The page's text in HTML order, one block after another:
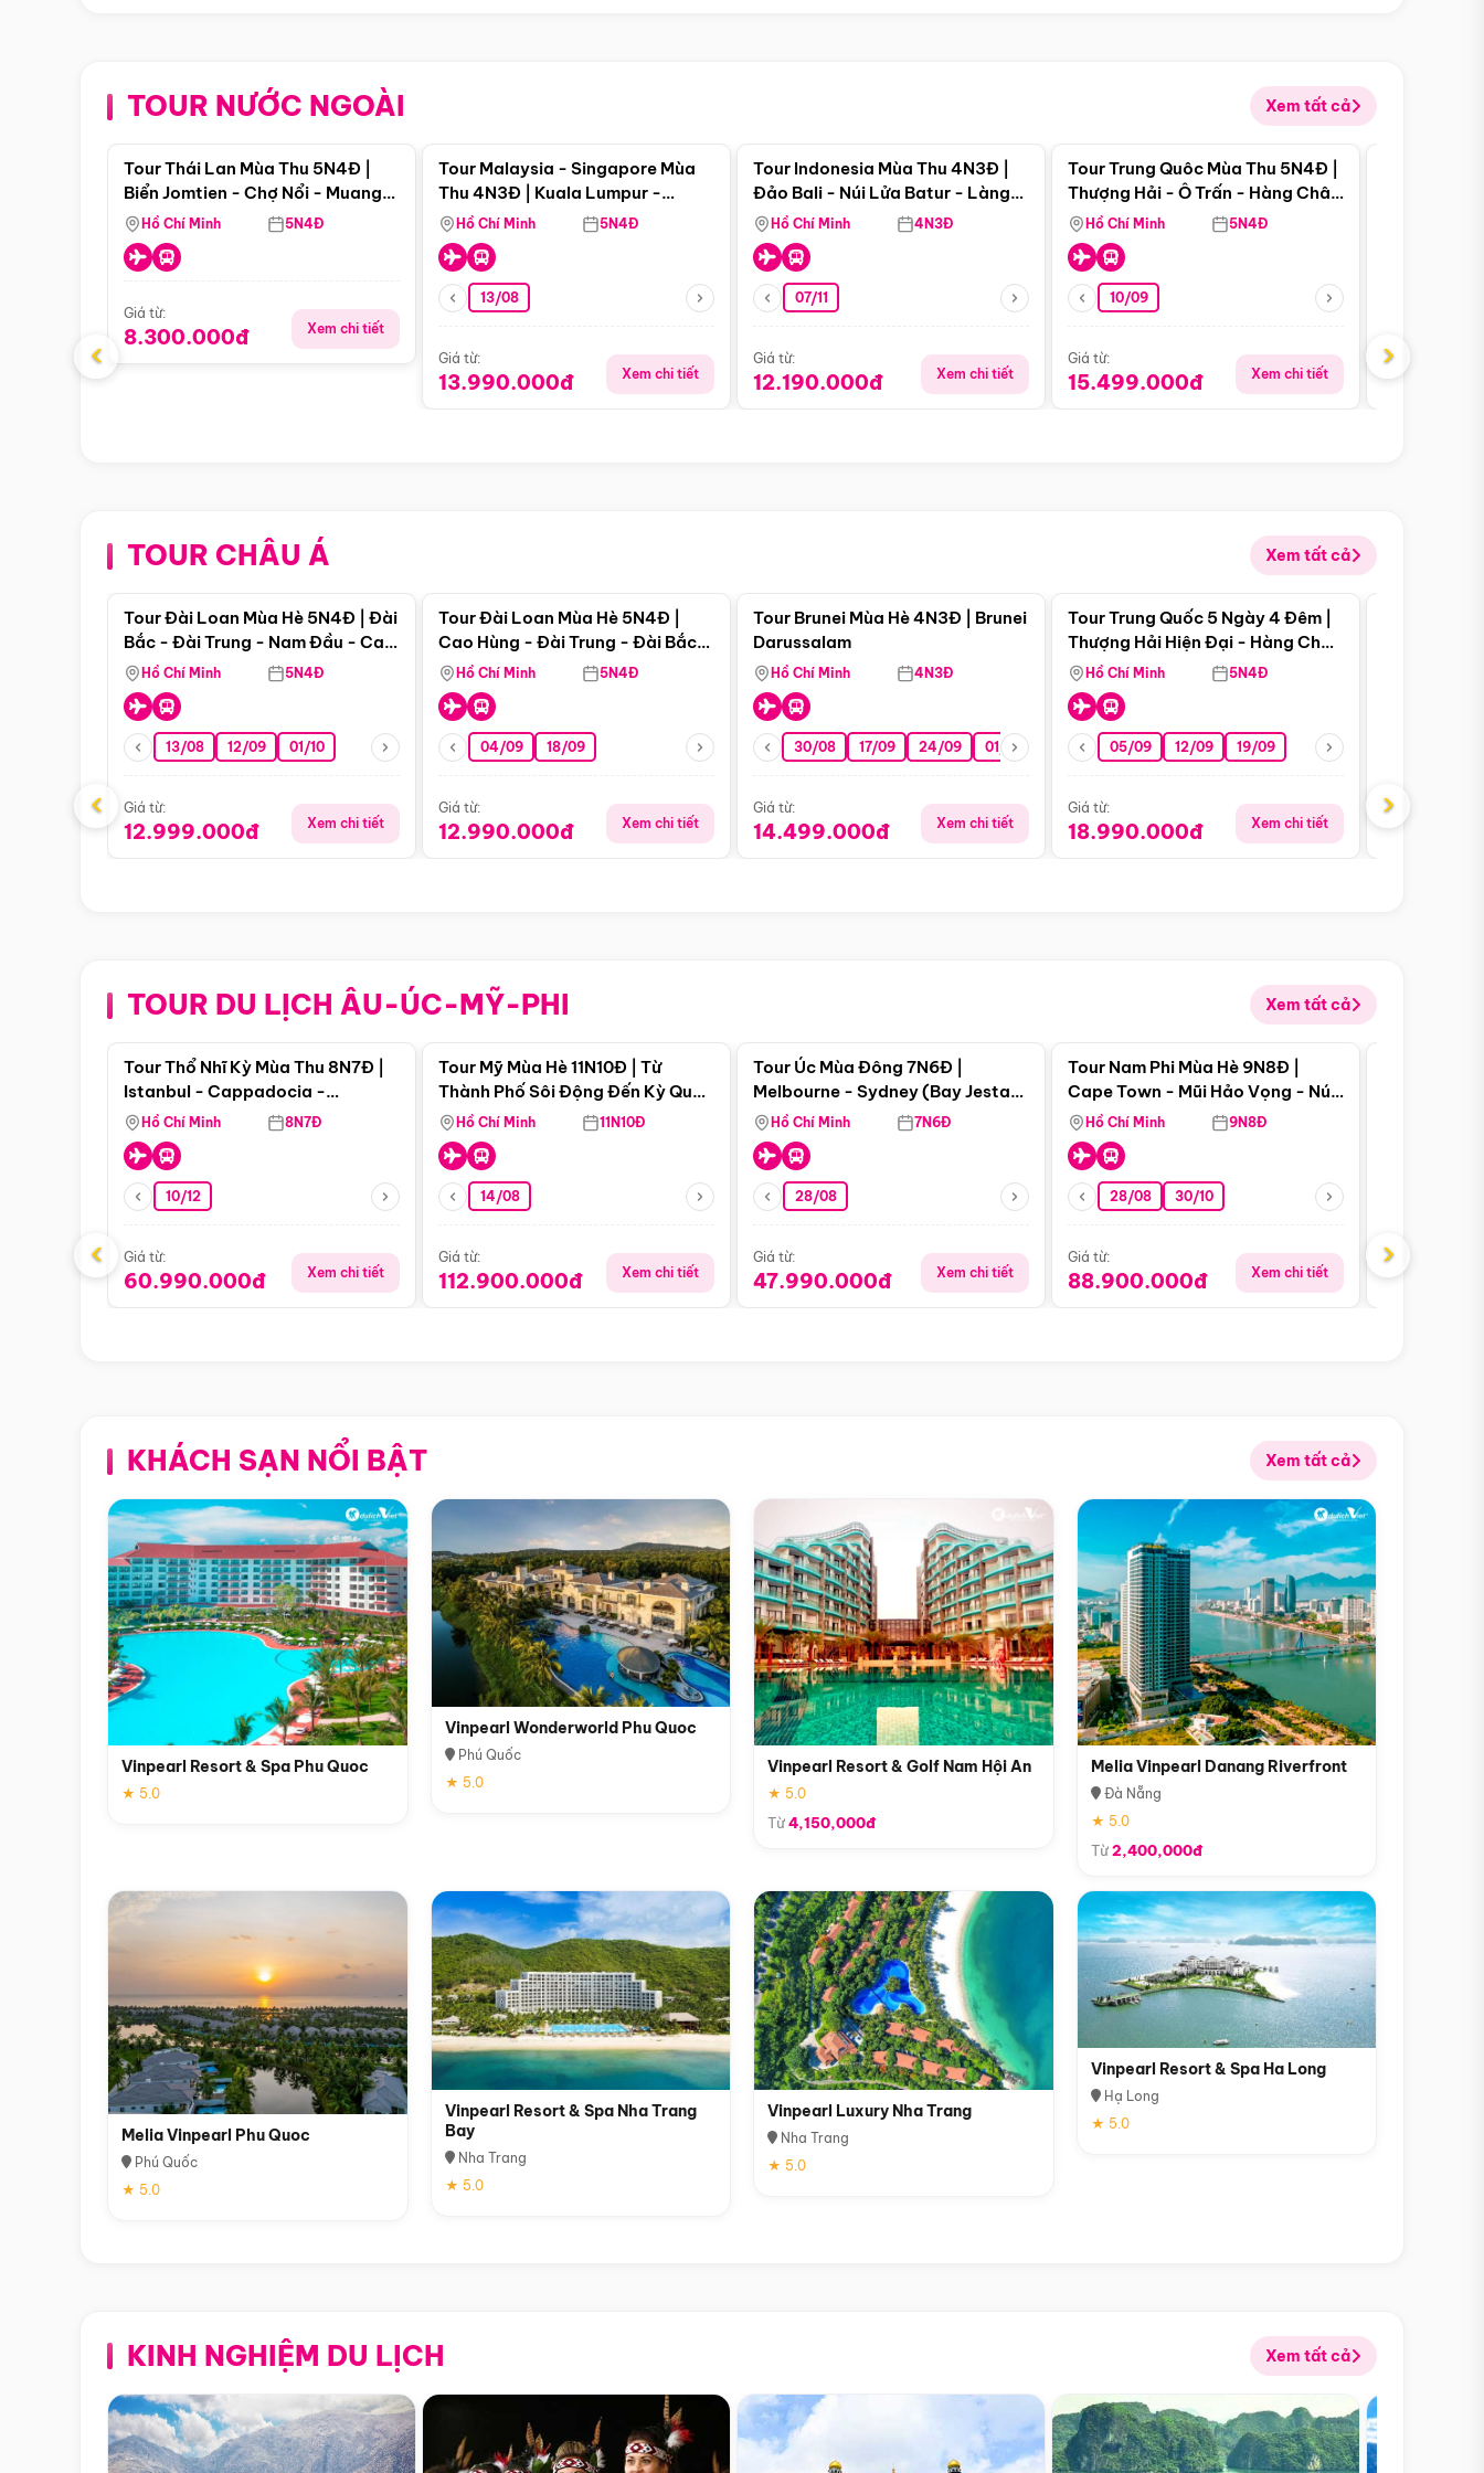
TOUR NƯỚC NGOÀI Xem tất cả
Điểm nổi bật
Tour Thái Lan Mùa Thu 5N4Đ |
Biển Jomtien - Chợ Nổi - Muang
Boran - Suanthai (Bay Vietnam
Airlines)
Hồ Chí Minh 5N4Đ
Giá từ:
8.300.000đ Xem chi tiết
Tour Malaysia - Singapore Mùa
Thu 4N3Đ | Kuala Lumpur -
Malacca - Johor Baru -
Singapore
Hồ Chí Minh 5N4Đ
13/08
Giá từ:
13.990.000đ Xem chi tiết
Tour Indonesia Mùa Thu 4N3Đ |
Đảo Bali - Núi Lửa Batur - Làng
Penglipuran
Hồ Chí Minh 4N3Đ
07/11
Giá từ:
12.190.000đ Xem chi tiết
Điểm nổi bật
Tour Trung Quôc Mùa Thu 5N4Đ |
Thượng Hải - Ô Trấn - Hàng Châu
(Tour Không Shopping)
Hồ Chí Minh 5N4Đ
10/09
Giá từ:
15.499.000đ Xem chi tiết
Giá từ:
‹ ›
TOUR CHÂU Á Xem tất cả
Điểm nổi bật
Tour Đài Loan Mùa Hè 5N4Đ | Đài
Bắc - Đài Trung - Nam Đầu - Cao
Hùng ( Bay Vn)
Hồ Chí Minh 5N4Đ
13/08 12/09 01/10
Giá từ:
12.999.000đ Xem chi tiết
Tour Đài Loan Mùa Hè 5N4Đ |
Cao Hùng - Đài Trung - Đài Bắc
(Bay Vj)
Hồ Chí Minh 5N4Đ
04/09 18/09
Giá từ:
12.990.000đ Xem chi tiết
Tour Brunei Mùa Hè 4N3Đ | Brunei
Darussalam
Hồ Chí Minh 4N3Đ
30/08 17/09 24/09 01/10 15/10 29/10
Giá từ:
14.499.000đ Xem chi tiết
Điểm nổi bật
Tour Trung Quốc 5 Ngày 4 Đêm |
Thượng Hải Hiện Đại - Hàng Châu
Nên Thơ - Ô Trấn Cổ Kính
Hồ Chí Minh 5N4Đ
05/09 12/09 19/09
Giá từ:
18.990.000đ Xem chi tiết
Giá từ:
‹ ›
TOUR DU LỊCH ÂU-ÚC-MỸ-PHI Xem tất cả
Điểm nổi bật
Tour Thổ Nhĩ Kỳ Mùa Thu 8N7Đ |
Istanbul - Cappadocia -
Pamukkale
Hồ Chí Minh 8N7Đ
10/12
Giá từ:
60.990.000đ Xem chi tiết
Tour Mỹ Mùa Hè 11N10Đ | Từ
Thành Phố Sôi Động Đến Kỳ Quan
Thiên Nhiên Mỹ
Hồ Chí Minh 11N10Đ
14/08
Giá từ:
112.900.000đ Xem chi tiết
Tour Úc Mùa Đông 7N6Đ |
Melbourne - Sydney (Bay Jestar
Airways)
Hồ Chí Minh 7N6Đ
28/08
Giá từ:
47.990.000đ Xem chi tiết
Điểm nổi bật
Tour Nam Phi Mùa Hè 9N8Đ |
Cape Town - Mũi Hảo Vọng - Núi
Bàn - Johannesburg - Pretoria -
Safari - Lodge
Hồ Chí Minh 9N8Đ
28/08 30/10
Giá từ:
88.900.000đ Xem chi tiết
Giá từ:
‹ ›
KHÁCH SẠN NỔI BẬT Xem tất cả
Vinpearl Resort & Spa Phu Quoc
★ 5.0
Vinpearl Wonderworld Phu Quoc
Phú Quốc
★ 5.0
Vinpearl Resort & Golf Nam Hội An
★ 5.0
Từ4,150,000đ
Melia Vinpearl Danang Riverfront
Đà Nẵng
★ 5.0
Từ2,400,000đ
Melia Vinpearl Phu Quoc
Phú Quốc
★ 5.0
Vinpearl Resort & Spa Nha Trang
Bay
Nha Trang
★ 5.0
Vinpearl Luxury Nha Trang
Nha Trang
★ 5.0
Vinpearl Resort & Spa Ha Long
Hạ Long
★ 5.0
KINH NGHIỆM DU LỊCH Xem tất cả